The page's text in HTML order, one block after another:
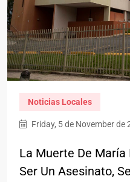
Noticias Locales
Friday, 5 de November de
La Muerte De
Ser Un Asesinato,